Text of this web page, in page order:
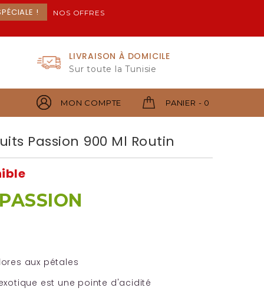
! NOS OFFRES
LIVRAISON À DOMICILE
Sur toute la Tunisie
PANIER - 0
MON COMPTE
Passion 900 Ml Routin
aux pétales
est une pointe d'acidité